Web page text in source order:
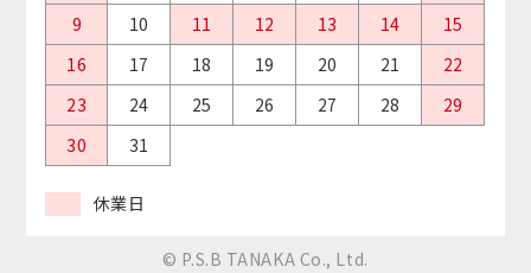
9
10 11 12 13 14
15
16
17 18 19 20 21
22
23
24 25 26 27 28
29
30
31
休業日
© P.S.B TANAKA Co., Ltd.